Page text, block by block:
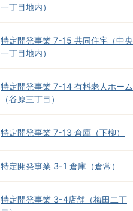
一丁目地内）
特定開発事業 7-15 共同住宅（中央
一丁目地内）
特定開発事業 7-14 有料老人ホーム
（谷原三丁目）
特定開発事業 7-13 倉庫（下柳）
特定開発事業 3-1 倉庫（倉常）
特定開発事業 3-4店舗（梅田二丁